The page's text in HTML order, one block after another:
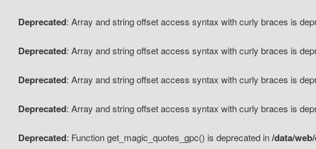
Deprecated: Array and string offset access syntax with curly braces is
Deprecated: Array and string offset access syntax with curly braces is
Deprecated: Array and string offset access syntax with curly braces is
Deprecated: Array and string offset access syntax with curly braces is
Deprecated: Function get_magic_quotes_gpc() is deprecated in/data/